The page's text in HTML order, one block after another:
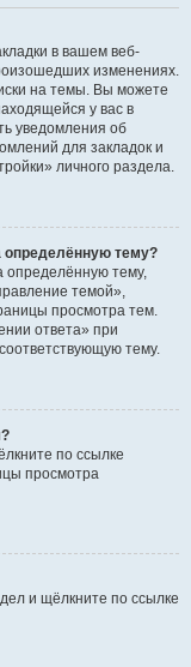
в вашем веб-
изменениях.
на темы. Вы можете
у вас в
уведомления об
для закладок и
личного раздела.
определённую тему?
определённую тему,
темой»,
просмотра тем.
ответа» при
тему.
по ссылке
просмотра
и щёлкните по ссылке